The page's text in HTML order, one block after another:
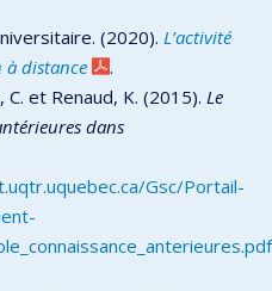
(2020). L’activité
à distance
.
et Renaud, K. (2015). Le
dans
Gsc/Portail-